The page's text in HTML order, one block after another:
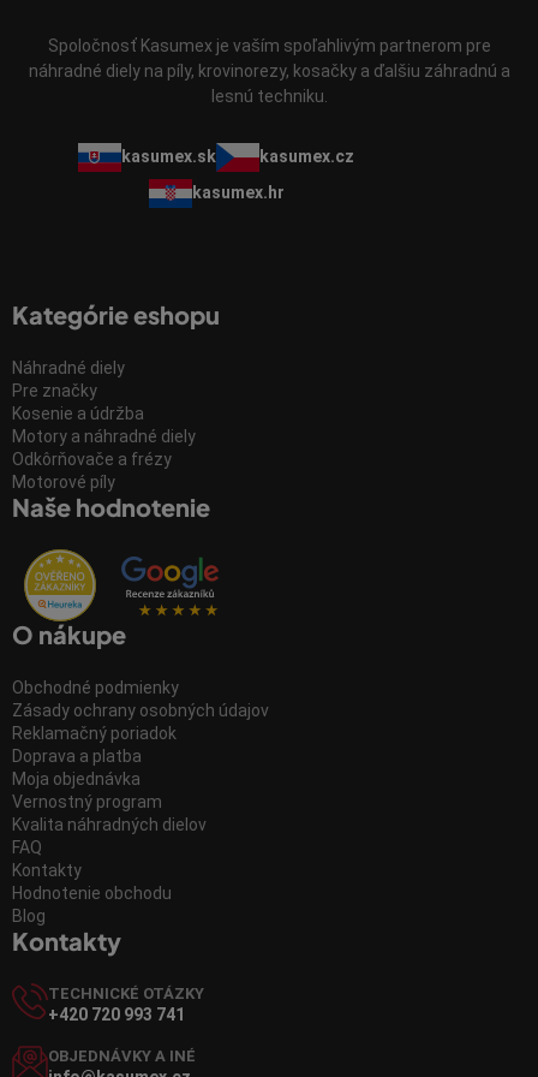
Spoločnosť Kasumex je vaším spoľahlivým partnerom pre
náhradné diely na píly, krovinorezy, kosačky a ďalšiu záhradnú a
lesnú techniku.
kasumex.sk
kasumex.cz
kasumex.hr
Kategórie eshopu
Náhradné diely
Pre značky
Kosenie a údržba
Motory a náhradné diely
Odkôrňovače a frézy
Motorové píly
Naše hodnotenie
O nákupe
Obchodné podmienky
Zásady ochrany osobných údajov
Reklamačný poriadok
Doprava a platba
Moja objednávka
Vernostný program
Kvalita náhradných dielov
FAQ
Kontakty
Hodnotenie obchodu
Blog
Kontakty
TECHNICKÉ OTÁZKY
+420 720 993 741
OBJEDNÁVKY A INÉ